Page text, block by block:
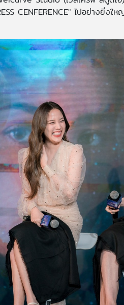
CENFERENCE" ไปอย่างยิ่